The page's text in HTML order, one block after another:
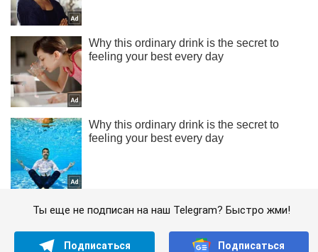
Ты еще не подписан на наш Telegram? Быстро жми!
Подписаться Подписаться